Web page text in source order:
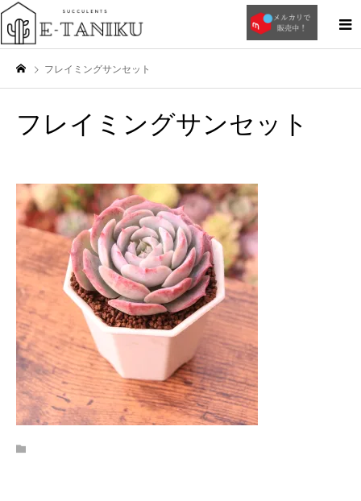
フレイミングサンセット
フレイミングサンセット